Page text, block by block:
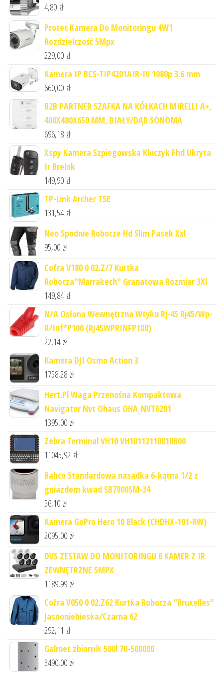
4,80 zł
Protec Kamera Do Monitoringu 4W1
Rozdzielczość 5Mpx
229,00 zł
Kamera IP BCS-TIP4201AIR-IV 1080p 3.6 mm
660,00 zł
B2B PARTNER SZAFKA NA KÓŁKACH MIRELLI A+,
400X480X650 MM, BIAŁY/DĄB SONOMA
696,18 zł
Xspy Kamera Szpiegowska Kluczyk Fhd Ukryta
Ir Brelok
149,90 zł
TP-Link Archer T5E
131,54 zł
Neo Spodnie Robocze Hd Slim Pasek Xxl
95,00 zł
Cofra V180 0 02.Z/7 Kurtka
Robocza"Marrakech" Granatowa Rozmiar 3Xl
149,84 zł
N/A Osłona Wewnętrzna Wtyku Rj-45 Rj45/Wp-
R/Inf*P100 (RJ45WPRINFP100)
22,14 zł
Kamera DJI Osmo Action 3
1758,28 zł
Hert.Pl Waga Przenośna Kompaktowa
Navigator Nvt Ohaus OHA_NVT6201
1395,00 zł
Zebra Terminal VH10 VH10112110010B00
11045,92 zł
Bahco Standardowa nasadka 6-kątna 1/2 z
gniazdem kwad SB7800SM-34
56,10 zł
Kamera GoPro Hero 10 Black (CHDHX-101-RW)
2095,00 zł
DVS ZESTAW DO MONITORINGU 6 KAMER Z IR
ZEWNĘTRZNE 5MPX
1189,99 zł
Cofra V050 0 02.Z62 Kurtka Robocza "Bruxelles"
Jasnoniebieska/Czarna 62
292,11 zł
Galmet zbiornik 500l 70-500000
3490,00 zł